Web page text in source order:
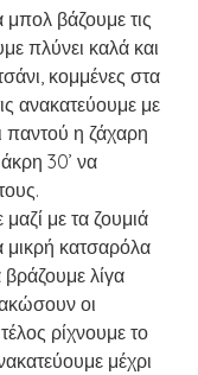
μπολ βάζουμε τις
πλύνει καλά και
κομμένες στα
ανακατεύουμε με
παντού η ζάχαρη
30’ να
μικρή κατσαρόλα
βράζουμε λίγα
οι
ρίχνουμε το
μέχρι